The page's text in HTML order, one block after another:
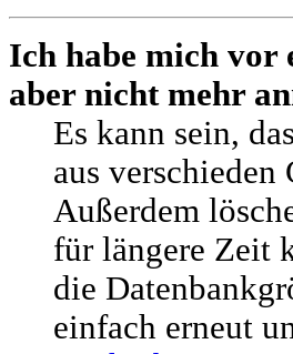
Ich habe mich
aber nicht mehr
Es kann sein,
aus
Außerdem
für längere Zeit
die
einfach erneut